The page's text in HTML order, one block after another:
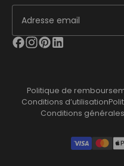
Adresse email
Politique de
Conditions d’utilisation
Conditions